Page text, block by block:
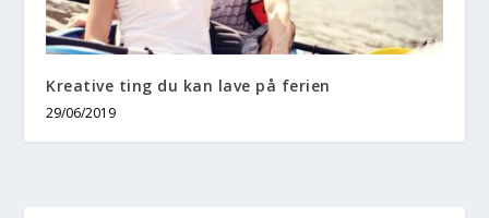
Kreative ting du kan lave på ferien
29/06/2019